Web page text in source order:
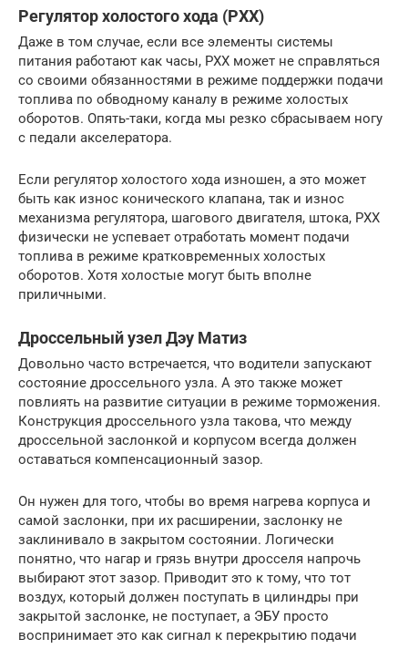
Регулятор холостого хода (РХХ)
Даже в том случае, если все элементы системы
питания работают как часы, РХХ может не справляться
со своими обязанностями в режиме поддержки подачи
топлива по обводному каналу в режиме холостых
оборотов. Опять-таки, когда мы резко сбрасываем ногу
с педали акселератора.
Если регулятор холостого хода изношен, а это может
быть как износ конического клапана, так и износ
механизма регулятора, шагового двигателя, штока, РХХ
физически не успевает отработать момент подачи
топлива в режиме кратковременных холостых
оборотов. Хотя холостые могут быть вполне
приличными.
Дроссельный узел Дэу Матиз
Довольно часто встречается, что водители запускают
состояние дроссельного узла. А это также может
повлиять на развитие ситуации в режиме торможения.
Конструкция дроссельного узла такова, что между
дроссельной заслонкой и корпусом всегда должен
оставаться компенсационный зазор.
Он нужен для того, чтобы во время нагрева корпуса и
самой заслонки, при их расширении, заслонку не
заклинивало в закрытом состоянии. Логически
понятно, что нагар и грязь внутри дросселя напрочь
выбирают этот зазор. Приводит это к тому, что тот
воздух, который должен поступать в цилиндры при
закрытой заслонке, не поступает, а ЭБУ просто
воспринимает это как сигнал к перекрытию подачи